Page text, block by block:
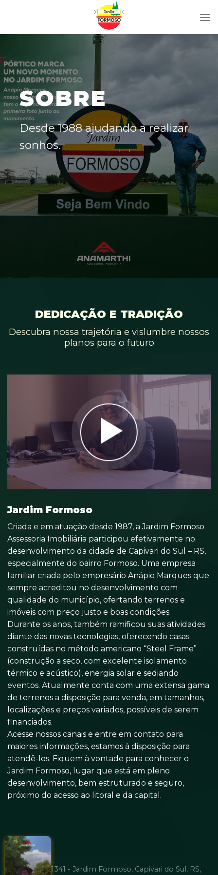
SOBRE
Desde 1988 ajudando a realizar
sonhos.
DEDICAÇÃO E TRADIÇÃO
Descubra nossa trajetória e vislumbre nossos
planos para o futuro
Jardim Formoso
Criada e em atuação desde 1987, a Jardim Formoso
Assessoria Imobiliária participou efetivamente no
desenvolvimento da cidade de Capivari do Sul – RS,
especialmente do bairro Formoso. Uma empresa
familiar criada pelo empresário Anápio Marques que
sempre acreditou no desenvolvimento com
qualidade do município, ofertando terrenos e
imóveis com preço justo e boas condições.
Durante os anos, também ramificou suas atividades
diante das novas tecnologias, oferecendo casas
construídas no método americano “Steel Frame”
(construção a seco, com excelente isolamento
térmico e acústico), energia solar e sediando
eventos. Atualmente conta com uma extensa gama
de terrenos a disposição para venda, em tamanhos,
localizações e preços variados, possíveis de serem
financiados.
Acesse nossos canais e entre em contato para
maiores informações, estamos à disposição para
atendê-los. Fiquem à vontade para conhecer o
Jardim Formoso, lugar que está em pleno
desenvolvimento, bem estruturado e seguro,
próximo do acesso ao litoral e da capital.
Av. Brasil, 1341 - Jardim Formoso, Capivari do Sul, RS,